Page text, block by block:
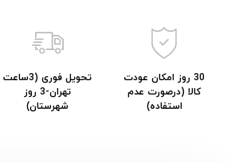
30 روز امکان عودت
کالا (درصورت عدم
استفاده)
تحویل فوری (3ساعت
تهران-3 روز
شهرستان)